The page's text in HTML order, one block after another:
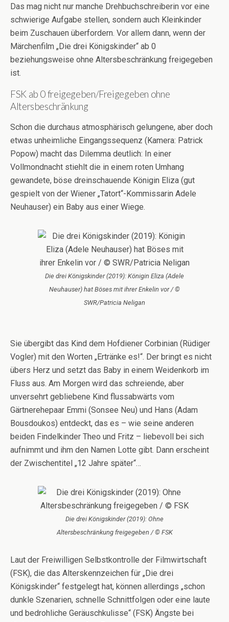
Das mag nicht nur manche Drehbuchschreiberin vor eine
schwierige Aufgabe stellen, sondern auch Kleinkinder
beim Zuschauen überfordern. Vor allem dann, wenn der
Märchenfilm „Die drei Königskinder“ ab 0
beziehungsweise ohne Altersbeschränkung freigegeben
ist.
FSK ab 0 freigegeben/Freigegeben ohne
Altersbeschränkung
Schon die durchaus atmosphärisch gelungene, aber doch
etwas unheimliche Eingangssequenz (Kamera: Patrick
Popow) macht das Dilemma deutlich: In einer
Vollmondnacht stiehlt die in einem roten Umhang
gewandete, böse dreinschauende Königin Eliza (gut
gespielt von der Wiener „Tatort“-Kommissarin Adele
Neuhauser) ein Baby aus einer Wiege.
Die drei Königskinder (2019): Königin Eliza (Adele
Neuhauser) hat Böses mit ihrer Enkelin vor / ©
SWR/Patricia Neligan
Sie übergibt das Kind dem Hofdiener Corbinian (Rüdiger
Vogler) mit den Worten „Ertränke es!“. Der bringt es nicht
übers Herz und setzt das Baby in einem Weidenkorb im
Fluss aus. Am Morgen wird das schreiende, aber
unversehrt gebliebene Kind flussabwärts vom
Gärtnerehepaar Emmi (Sonsee Neu) und Hans (Adam
Bousdoukos) entdeckt, das es – wie seine anderen
beiden Findelkinder Theo und Fritz – liebevoll bei sich
aufnimmt und ihm den Namen Lotte gibt. Dann erscheint
der Zwischentitel „12 Jahre später“…
Die drei Königskinder (2019): Ohne
Altersbeschränkung freigegeben / © FSK
Laut der Freiwilligen Selbstkontrolle der Filmwirtschaft
(FSK), die das Alterskennzeichen für „Die drei
Königskinder“ festgelegt hat, können allerdings „schon
dunkle Szenarien, schnelle Schnittfolgen oder eine laute
und bedrohliche Geräuschkulisse“ (FSK) Ängste bei